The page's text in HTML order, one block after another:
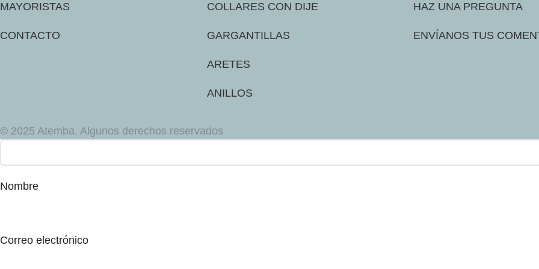
MAYORISTAS
CONTACTO
COLLARES CON DIJE
GARGANTILLAS
ARETES
ANILLOS
HAZ UNA PREGUNTA
ENVÍANOS TUS
© 2025 Atemba. Algunos derechos reservados
Nombre
Correo electrónico